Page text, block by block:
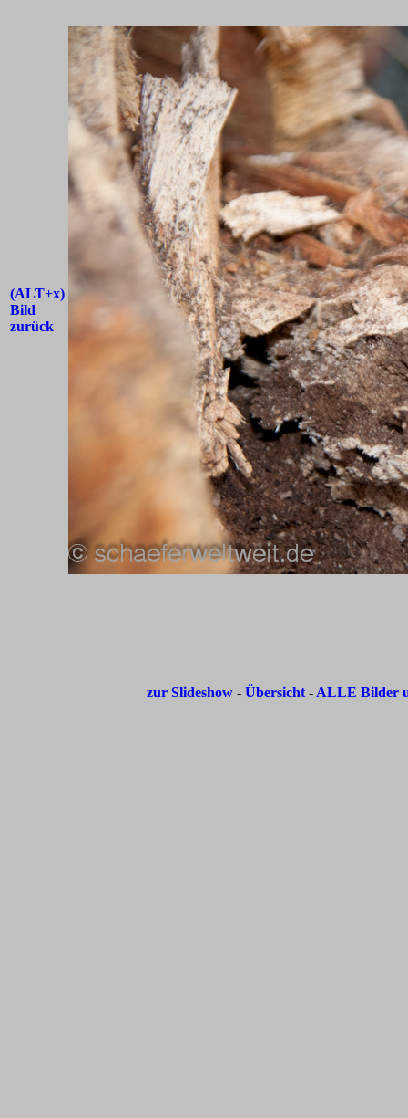
(ALT+x)
Bild
zurück
zur Slideshow -Übersicht- ALLE Bilder